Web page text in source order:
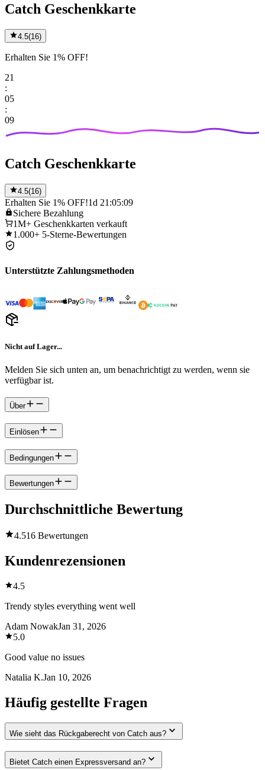
Catch Geschenkkarte
4.5(16)
Erhalten Sie 1% OFF!
21
:
05
:
09
Catch Geschenkkarte
4.5(16)
Erhalten Sie 1% OFF!1d 21:05:09
Sichere Bezahlung
1M+ Geschenkkarten verkauft
1.000+ 5-Sterne-Bewertungen
Unterstützte Zahlungsmethoden
Nicht auf Lager...
Melden Sie sich unten an, um benachrichtigt zu werden, wenn sie
verfügbar ist.
Über
Einlösen
Bedingungen
Bewertungen
Durchschnittliche Bewertung
4.516 Bewertungen
Kundenrezensionen
4.5
Trendy styles everything went well
Adam NowakJan 31, 2026
5.0
Good value no issues
Natalia K.Jan 10, 2026
Häufig gestellte Fragen
Wie sieht das Rückgaberecht von Catch aus?
Bietet Catch einen Expressversand an?